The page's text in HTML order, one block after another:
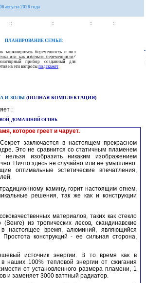
августа 2026 года
:: :: :: ::
ПЛАНИРОВАНИЕ СЕМЬИ:
запланировать беременность и пол
или как избежать беременности?
прибор созданный для
на эти вопросыподскажет
•
И ЗОЛЫ (ПОЛНАЯ КОМПЛЕКТАЦИЯ)
:
ДОМАШНИЙ ОГОНЬ
которое греет и чарует.
заключается в настоящем прекрасном
Это не сравнится со статичным пламенем
изобразить никаким изображением
Ничто здесь не случайно или не умышлено.
оптимальные эстетические впечатления,
камину, горит настоящим огнем,
решения, так же как и конструкции
материалов, таких как стекло
из тропических лесов, скандинавские
настоящее время, алюминий, являющийся
конструкций - ее сильная сторона,
источник энергии. В то время как в
наших 100% тепловой энергии от сжигания
от установленного размера пламени, 1
и заменяет 3000 ваттный радиатор.